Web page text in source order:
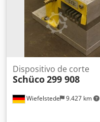
Wiefelstede 9.427 km
Dispositivo de corte
Schüco299 908